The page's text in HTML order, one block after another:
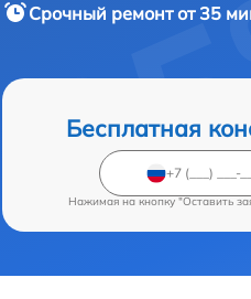
Срочный ремонтот 35
Бесплатная
Нажимая на кнопку "Оставить